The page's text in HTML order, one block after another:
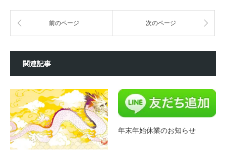
前のページ 次のページ
関連記事
年末年始休業のお知らせ